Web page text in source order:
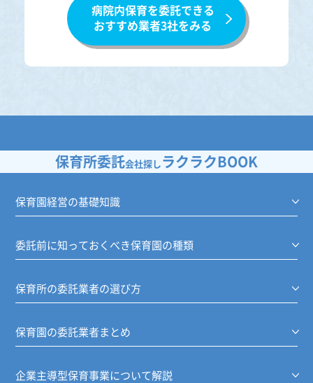
病院内保育を委託できる
おすすめ業者3社をみる
保育所委託会社探しラクラクBOOK
保育園経営の基礎知識
委託前に知っておくべき保育園の種類
保育所の委託業者の選び方
保育園の委託業者まとめ
企業主導型保育事業について解説